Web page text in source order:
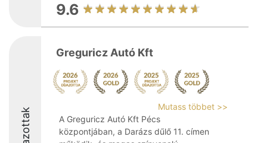
9.6
Díjazottak
Greguricz Autó Kft
Mutass többet >>
A Greguricz Autó Kft Pécs
központjában, a Darázs dűlő 11. címen